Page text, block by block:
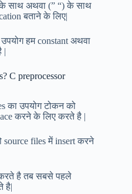
साथ अथवा (” “) के साथ
बताने के लिए|
हम constant अथवा
|
C preprocessor
का उपयोग टोकन को
करने के लिए करते है |
files में insert करने
करते है तब सबसे पहले
है|